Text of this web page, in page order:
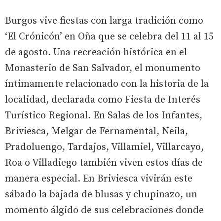
Burgos vive fiestas con larga tradición como
‘El Crónicón’ en Oña que se celebra del 11 al 15
de agosto. Una recreación histórica en el
Monasterio de San Salvador, el monumento
íntimamente relacionado con la historia de la
localidad, declarada como Fiesta de Interés
Turístico Regional. En Salas de los Infantes,
Briviesca, Melgar de Fernamental, Neila,
Pradoluengo, Tardajos, Villamiel, Villarcayo,
Roa o Villadiego también viven estos días de
manera especial. En Briviesca vivirán este
sábado la bajada de blusas y chupinazo, un
momento álgido de sus celebraciones donde